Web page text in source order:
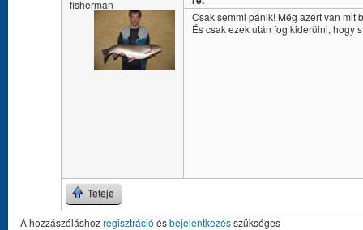
fisherman
Csak semmi pánik! Még azért van mit
És csak ezek után fog kiderülni, hogy
Teteje
A hozzászóláshozregisztráció ésbejelentkezésszükséges